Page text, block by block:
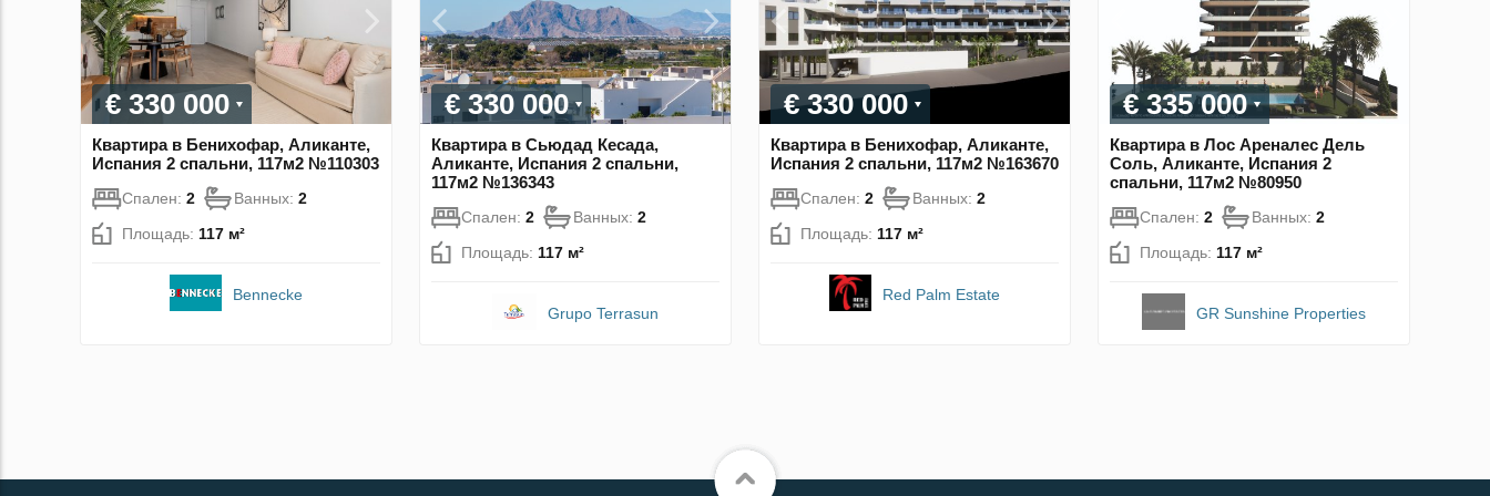
€ 330 000
Квартира в Бенихофар, Аликанте,
Испания 2 спальни, 117м2 №110303
Спален: 2 Ванных: 2
Площадь: 117 м²
Bennecke
€ 330 000
Квартира в Сьюдад Кесада,
Аликанте, Испания 2 спальни,
117м2 №136343
Спален: 2 Ванных: 2
Площадь: 117 м²
Grupo Terrasun
€ 330 000
Квартира в Бенихофар, Аликанте,
Испания 2 спальни, 117м2 №163670
Спален: 2 Ванных: 2
Площадь: 117 м²
Red Palm Estate
€ 335 000
Квартира в Лос Ареналес Дель
Соль, Аликанте, Испания 2
спальни, 117м2 №80950
Спален: 2 Ванных: 2
Площадь: 117 м²
GR Sunshine Properties